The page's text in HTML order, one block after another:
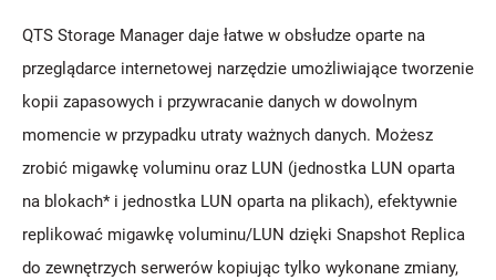
QTS Storage Manager daje łatwe w obsłudze oparte na
przeglądarce internetowej narzędzie umożliwiające tworzenie
kopii zapasowych i przywracanie danych w dowolnym
momencie w przypadku utraty ważnych danych. Możesz
zrobić migawkę voluminu oraz LUN (jednostka LUN oparta
na blokach* i jednostka LUN oparta na plikach), efektywnie
replikować migawkę voluminu/LUN dzięki Snapshot Replica
do zewnętrzych serwerów kopiując tylko wykonane zmiany,